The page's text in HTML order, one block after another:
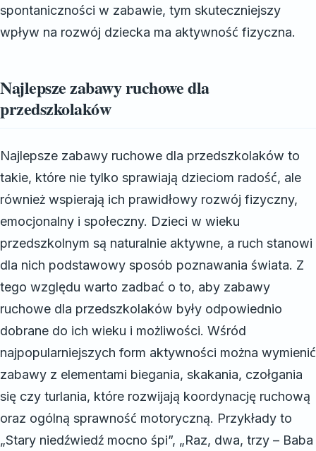
spontaniczności w zabawie, tym skuteczniejszy
wpływ na rozwój dziecka ma aktywność fizyczna.
Najlepsze zabawy ruchowe dla
przedszkolaków
Najlepsze zabawy ruchowe dla przedszkolaków to
takie, które nie tylko sprawiają dzieciom radość, ale
również wspierają ich prawidłowy rozwój fizyczny,
emocjonalny i społeczny. Dzieci w wieku
przedszkolnym są naturalnie aktywne, a ruch stanowi
dla nich podstawowy sposób poznawania świata. Z
tego względu warto zadbać o to, aby zabawy
ruchowe dla przedszkolaków były odpowiednio
dobrane do ich wieku i możliwości. Wśród
najpopularniejszych form aktywności można wymienić
zabawy z elementami biegania, skakania, czołgania
się czy turlania, które rozwijają koordynację ruchową
oraz ogólną sprawność motoryczną. Przykłady to
„Stary niedźwiedź mocno śpi”, „Raz, dwa, trzy – Baba